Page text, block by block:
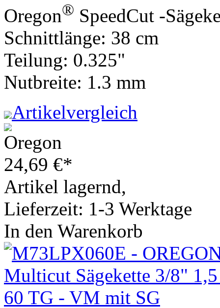
Oregon® SpeedCut -
Schnittlänge: 38 cm
Teilung: 0.325"
Nutbreite: 1.3 mm
Artikelvergleich
24,69 €*
Artikel lagernd,
Lieferzeit: 1-3 Werktage
In den Warenkorb